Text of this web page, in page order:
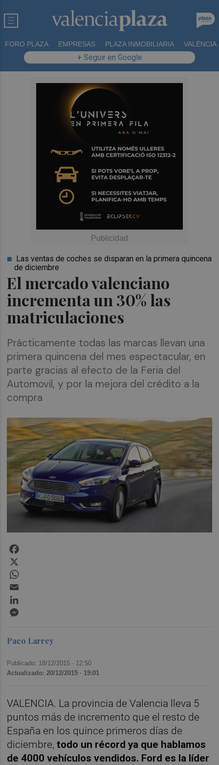
FORO PLAZA EMPRESAS PLAZA INMOBILIARIA VALÈNCIA
+ Seguir en Google
El mercado valenciano
incrementa un 30% las
matriculaciones
Las ventas de coches se disparan en la primera quincena
de diciembre
Prácticamente todas las marcas llevan una
primera quincena del mes espectacular, en
parte gracias al efecto de la Feria del
Automovil, y por la mejora del crédito a la
compra
Paco Larrey
Publicado: 18/12/2015 · 12:50
Actualizado: 20/12/2015 · 19:01
VALENCIA. La provincia de Valencia lleva 5
puntos más de incremento que el resto de
España en los quince primeros días de
diciembre,todo un récord ya que hablamos
de 4000 vehículos vendidos. Ford es la líder